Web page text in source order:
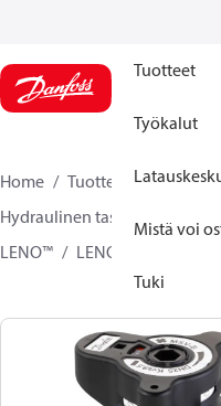
Tuotteet
Työkalut
Mistä voi
Tuki
Home Tuotteet
Climate
Hydraulinen tasapainotus ja
LENO™
LENO™ MSV-B